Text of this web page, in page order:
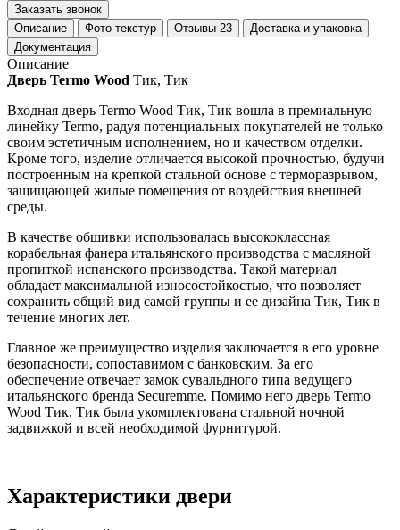
Заказать звонок
Описание
Фото текстур Отзывы 23
Доставка и упаковка
Документация
Описание
Дверь Termo Wood Тик, Тик
Входная дверь Termo Wood Тик, Тик вошла в премиальную
линейку Termo, радуя потенциальных покупателей не только
своим эстетичным исполнением, но и качеством отделки.
Кроме того, изделие отличается высокой прочностью, будучи
построенным на крепкой стальной основе с терморазрывом,
защищающей жилые помещения от воздействия внешней
среды.
В качестве обшивки использовалась высококлассная
корабельная фанера итальянского производства с масляной
пропиткой испанского производства. Такой материал
обладает максимальной износостойкостью, что позволяет
сохранить общий вид самой группы и ее дизайна Тик, Тик в
течение многих лет.
Главное же преимущество изделия заключается в его уровне
безопасности, сопоставимом с банковским. За его
обеспечение отвечает замок сувальдного типа ведущего
итальянского бренда Securemme. Помимо него дверь Termo
Wood Тик, Тик была укомплектована стальной ночной
задвижкой и всей необходимой фурнитурой.
Характеристики двери